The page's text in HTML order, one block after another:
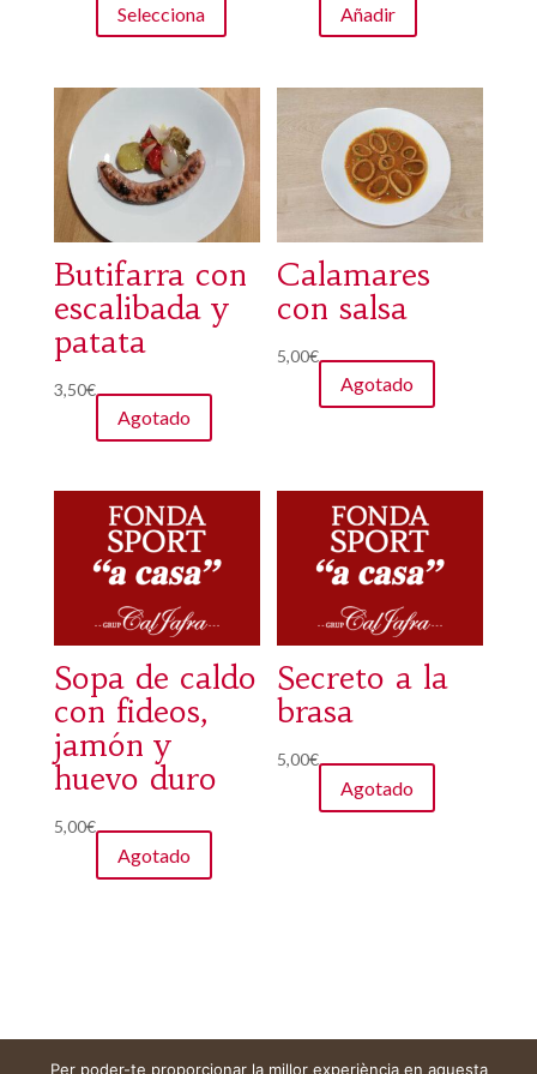
Selecciona
variantes.
Las
opciones
se
página
Añadir
Butifarra con
escalibada y
patata
3,50€
Agotado
Calamares
con salsa
5,00€
Agotado
Sopa de caldo
con fideos,
jamón y
huevo duro
5,00€
Agotado
Secreto a la
brasa
5,00€
Agotado
Per poder-te proporcionar la millor experiència en aquesta